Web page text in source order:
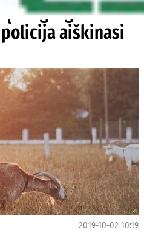
gaišta
aiškinasi
2019-10-02 10:19